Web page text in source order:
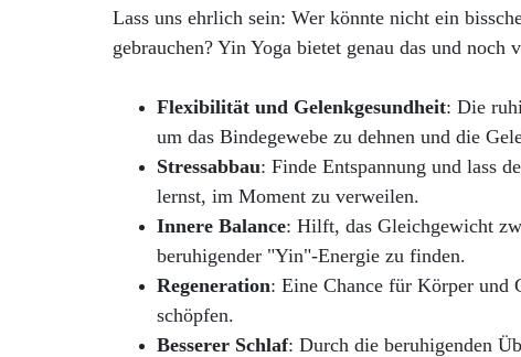
Lass uns ehrlich sein: Wer könnte nicht ein
gebrauchen? Yin Yoga bietet genau das und noch
Flexibilität und Gelenkgesundheit: Die
um das Bindegewebe zu dehnen und die
Stressabbau: Finde Entspannung und lass
lernst, im Moment zu verweilen.
Innere Balance: Hilft, das Gleichgewicht
beruhigender "Yin"-Energie zu finden.
Regeneration: Eine Chance für Körper und
schöpfen.
Besserer Schlaf: Durch die beruhigenden